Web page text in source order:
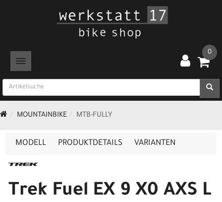
TOGGLE NAVIGATION
0
MOUNTAINBIKE MTB-FULLY
MODELL PRODUKTDETAILS VARIANTEN
Trek Fuel EX 9 X0 AXS L